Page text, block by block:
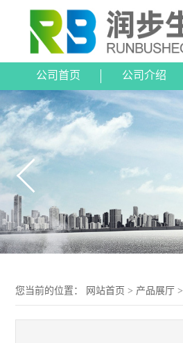
公司首页 公司介绍
您当前的位置： 网站首页 > 产品展厅 >